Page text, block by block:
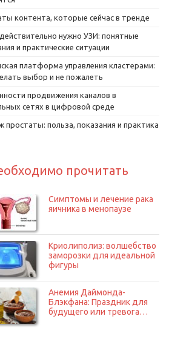
контента, которые сейчас в тренде
нужно УЗИ: понятные
и практические ситуации
платформа управления кластерами:
выбор и не пожалеть
продвижения каналов в
сетях в цифровой среде
простаты: польза, показания и практика
прочитать
Симптомы и лечение рака
яичника в менопаузе
Криолиполиз: волшебство
заморозки для идеальной
фигуры
Анемия Даймонда-
Блэкфана: Праздник для
будущего или тревога…